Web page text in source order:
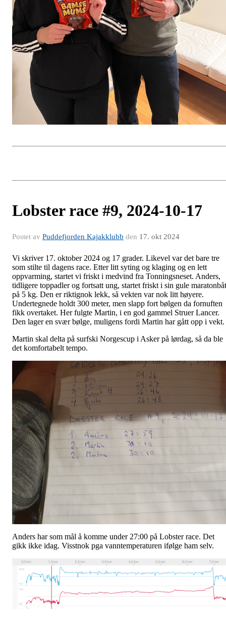
Lobster race #9, 2024-10-17
Postet av Puddefjorden Kajakklubb den 17. okt 2024
Vi skriver 17. oktober 2024 og 17 grader. Likevel var det bare tre
som stilte til dagens race. Etter litt syting og klaging og en lett
oppvarming, startet vi friskt i medvind fra Tonningsneset. Anders,
tidligere toppadler og fortsatt ung, startet friskt i sin gule maratonbåt
på 5 kg. Den er riktignok lekk, så vekten var nok litt høyere.
Undertegnede holdt 300 meter, men slapp fort bølgen da fornuften
fikk overtaket. Her fulgte Martin, i en god gammel Struer Lancer.
Den lager en svær bølge, muligens fordi Martin har gått opp i vekt.
Martin skal delta på surfski Norgescup i Asker på lørdag, så da ble
det komfortabelt tempo.
Anders har som mål å komme under 27:00 på Lobster race. Det
gikk ikke idag. Visstnok pga vanntemperaturen ifølge ham selv.